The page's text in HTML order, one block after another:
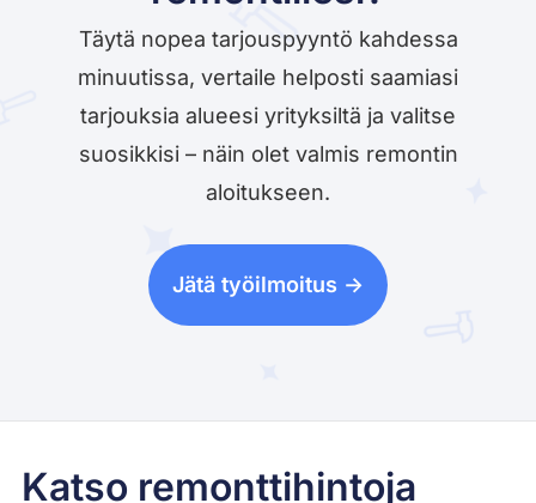
Täytä nopea tarjouspyyntö kahdessa
minuutissa, vertaile helposti saamiasi
tarjouksia alueesi yrityksiltä ja valitse
suosikkisi – näin olet valmis remontin
aloitukseen.
Jätä työilmoitus ->
Katso remonttihintoja